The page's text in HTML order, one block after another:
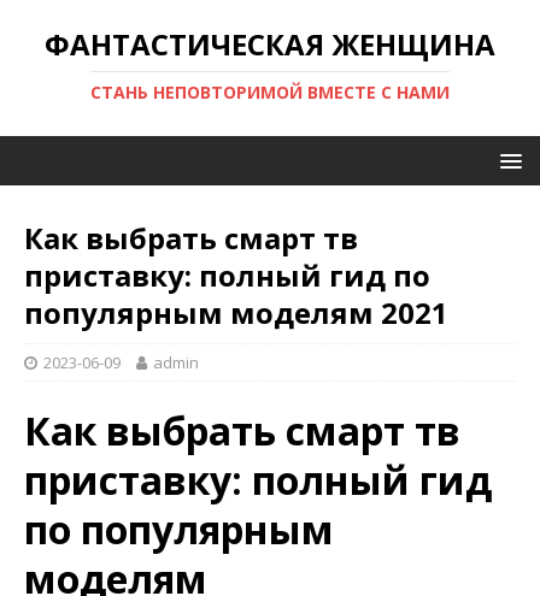
ФАНТАСТИЧЕСКАЯ ЖЕНЩИНА
СТАНЬ НЕПОВТОРИМОЙ ВМЕСТЕ С НАМИ
Как выбрать смарт тв
приставку: полный гид по
популярным моделям 2021
2023-06-09 admin
Как выбрать смарт тв
приставку: полный гид
по популярным
моделям